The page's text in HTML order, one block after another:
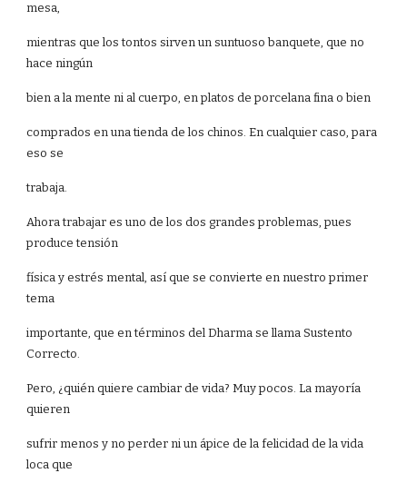
mesa,
mientras que los tontos sirven un suntuoso banquete, que no
hace ningún
bien a la mente ni al cuerpo, en platos de porcelana fina o bien
comprados en una tienda de los chinos. En cualquier caso, para
eso se
trabaja.
Ahora trabajar es uno de los dos grandes problemas, pues
produce tensión
física y estrés mental, así que se convierte en nuestro primer
tema
importante, que en términos del Dharma se llama Sustento
Correcto.
Pero, ¿quién quiere cambiar de vida? Muy pocos. La mayoría
quieren
sufrir menos y no perder ni un ápice de la felicidad de la vida
loca que